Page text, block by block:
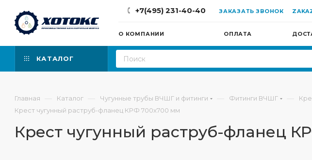
+7(495) 231-40-40 ЗАКАЗАТЬ ЗВОНОК
О КОМПАНИИ ОПЛАТА
КАТАЛОГ
Главная — Каталог — Чугунные трубы ВЧШГ и фитинги — Фитинги ВЧШГ —
Крест чугунный раструб-фланец КРФ 700х700 мм
Крест чугунный раструб-фланец